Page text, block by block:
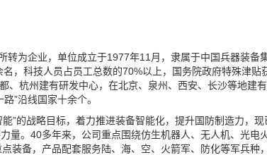
转为企业，单位成立于1977年11月，隶属于中国兵器装备
，科技人员占员工总数的70%以上，国务院政府特殊津贴
、杭州建有研发中心，在北京、泉州、西安、长沙等地建有
”沿线国家十余个。
”的战略目标，着力推进装备智能化，提升国防制造力，现
量。40多年来，公司重点围绕仿生机器人、无人机、光电
装备，产品配套服务陆、海、空、火箭军、防化等军兵种，